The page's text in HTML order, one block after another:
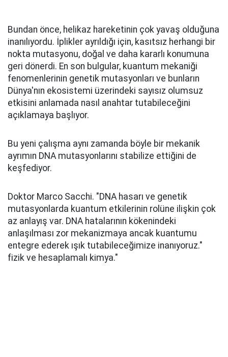
Bundan önce, helikaz hareketinin çok yavaş olduğuna
inanılıyordu. İplikler ayrıldığı için, kasıtsız herhangi bir
nokta mutasyonu, doğal ve daha kararlı konumuna
geri dönerdi. En son bulgular, kuantum mekaniği
fenomenlerinin genetik mutasyonları ve bunların
Dünya'nın ekosistemi üzerindeki sayısız olumsuz
etkisini anlamada nasıl anahtar tutabileceğini
açıklamaya başlıyor.
Bu yeni çalışma aynı zamanda böyle bir mekanik
ayrımın DNA mutasyonlarını stabilize ettiğini de
keşfediyor.
Doktor Marco Sacchi. "DNA hasarı ve genetik
mutasyonlarda kuantum etkilerinin rolüne ilişkin çok
az anlayış var. DNA hatalarının kökenindeki
anlaşılması zor mekanizmaya ancak kuantumu
entegre ederek ışık tutabileceğimize inanıyoruz."
fizik ve hesaplamalı kimya."